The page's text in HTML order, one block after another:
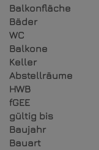
Balkonfläche
Bäder
WC
Balkone
Keller
Abstellräume
HWB
fGEE
gültig bis
Baujahr
Bauart